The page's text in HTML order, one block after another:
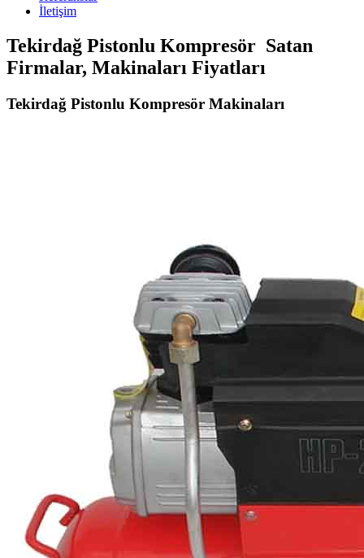
İletişim
Tekirdağ Pistonlu Kompresör Satan
Firmalar, Makinaları Fiyatları
Tekirdağ Pistonlu Kompresör Makinaları